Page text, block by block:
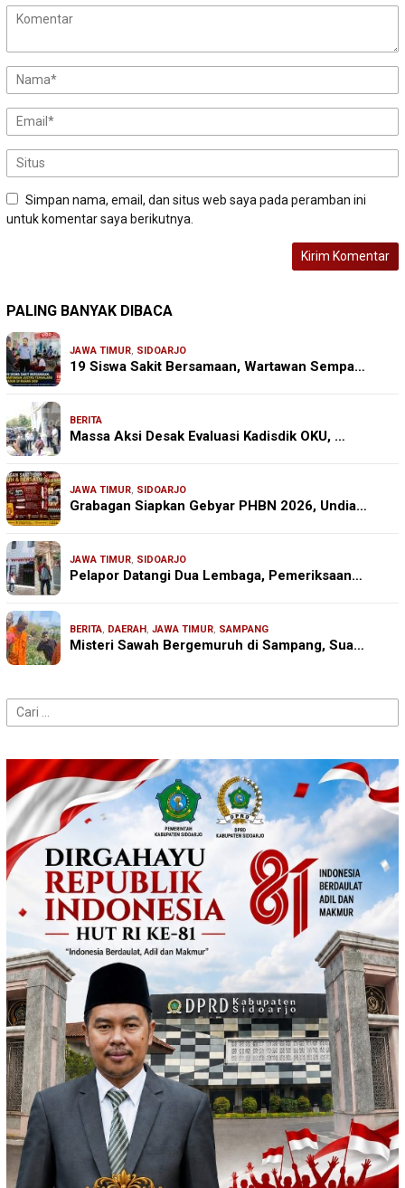
Simpan nama, email, dan situs web saya pada peramban ini
untuk komentar saya berikutnya.
PALING BANYAK DIBACA
JAWA TIMUR, SIDOARJO
19 Siswa Sakit Bersamaan, Wartawan Sempa…
BERITA
Massa Aksi Desak Evaluasi Kadisdik OKU, …
JAWA TIMUR, SIDOARJO
Grabagan Siapkan Gebyar PHBN 2026, Undia…
JAWA TIMUR, SIDOARJO
Pelapor Datangi Dua Lembaga, Pemeriksaan…
BERITA, DAERAH , JAWA TIMUR, SAMPANG
Misteri Sawah Bergemuruh di Sampang, Sua…
Cari
untuk: